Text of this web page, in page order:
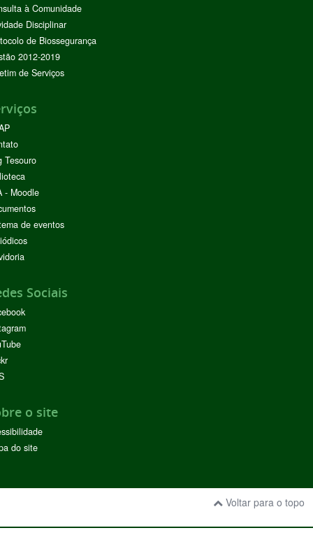
à Comunidade
Disciplinar
de Biossegurança
2012-2019
de Serviços
Tesouro
- Moodle
de eventos
Sociais
o site
do site
Voltar para o topo